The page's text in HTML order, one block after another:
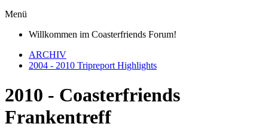
Menü
Willkommen im Coasterfriends Forum!
ARCHIV
2004 - 2010 Tripreport Highlights
2010 - Coasterfriends
Frankentreff